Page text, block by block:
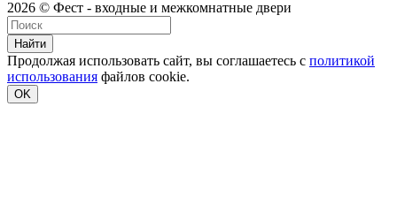
2026 © Фест - входные и межкомнатные двери
Найти
Продолжая использовать сайт, вы соглашаетесь с политикой
использования файлов cookie.
OK